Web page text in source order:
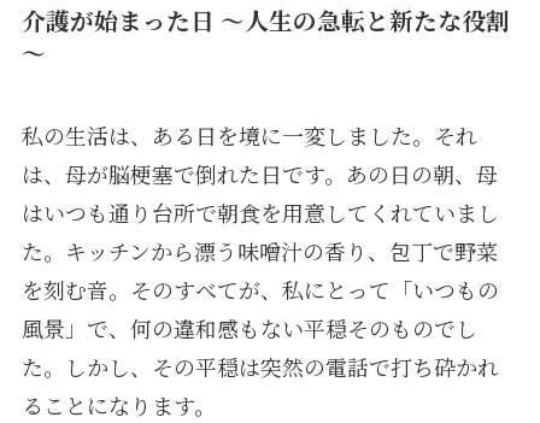
介護が始まった日 ～人生の急転と新たな役割
～
私の生活は、ある日を境に一変しました。それ
は、母が脳梗塞で倒れた日です。あの日の朝、母
はいつも通り台所で朝食を用意してくれていまし
た。キッチンから漂う味噌汁の香り、包丁で野菜
を刻む音。そのすべてが、私にとって「いつもの
風景」で、何の違和感もない平穏そのものでし
た。しかし、その平穏は突然の電話で打ち砕かれ
ることになります。